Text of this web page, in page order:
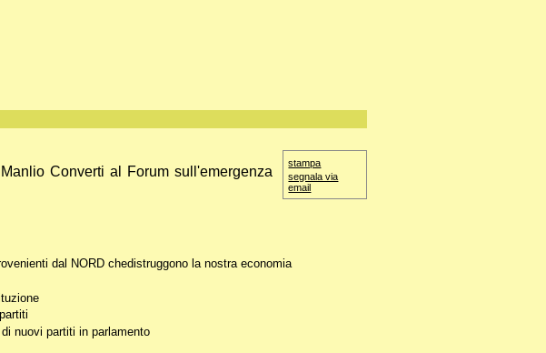
stampa
segnala via
email
Converti al Forum sull'emergenza
dal NORD chedistruggono la nostra economia
nuovi partiti in parlamento